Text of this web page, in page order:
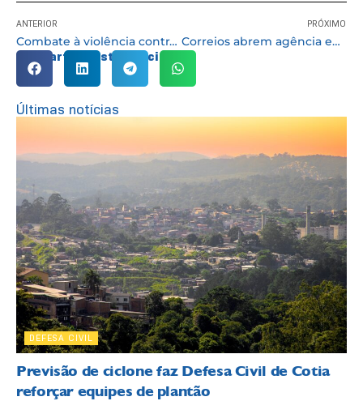
ANTERIOR
Combate à violência contra idosos é tema de palestra no Movimenta Cotia
PRÓXIMO
Correios abrem agência em Caucaia
Compartilhe esta notícia:
Últimas notícias
DEFESA CIVIL
Previsão de ciclone faz Defesa Civil de Cotia
reforçar equipes de plantão